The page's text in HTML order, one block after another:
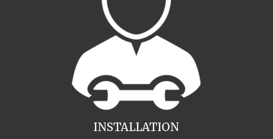
INSTALLATION